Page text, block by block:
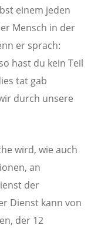
einem jeden
Mensch in der
er sprach:
hast du kein Teil
tat gab
durch unsere
wird, wie auch
an
der
Dienst kann von
der 12